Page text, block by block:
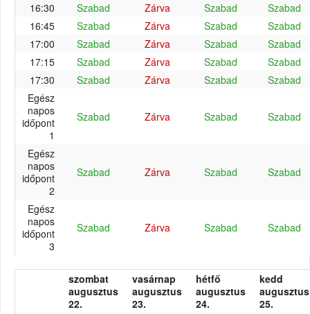
16:30 Szabad Zárva Szabad
Szabad
16:45
Szabad Zárva Szabad
Szabad
17:00
Szabad Zárva Szabad
Szabad
17:15
Szabad Zárva Szabad
Szabad
17:30
Szabad Zárva Szabad
Szabad
Egész
napos
időpont
1
Szabad Zárva Szabad Szabad
Egész
napos
időpont
2
Szabad Zárva Szabad Szabad
Egész
napos
időpont
3
Szabad Zárva Szabad Szabad
szombat
augusztus
22.
vasárnap
augusztus
23.
hétfő
augusztus
24.
kedd
augusztus
25.